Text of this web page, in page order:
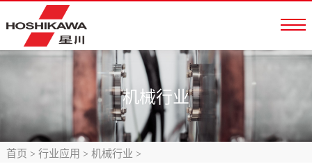
机械行业
首页 > 行业应用 > 机械行业 >